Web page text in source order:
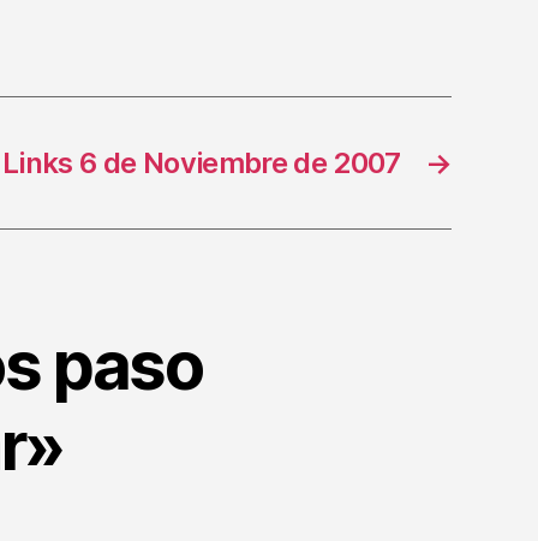
→
Links 6 de Noviembre de 2007
paso